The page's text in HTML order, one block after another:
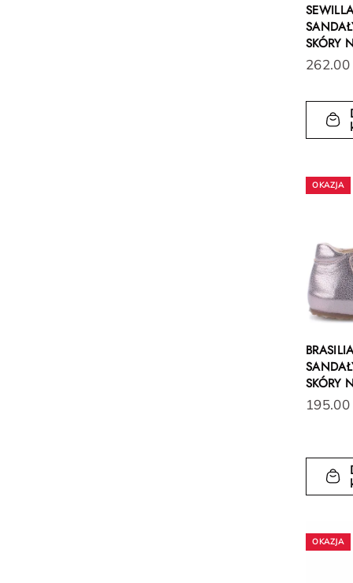
SKÓRY
262.00
SKÓRY
195.00